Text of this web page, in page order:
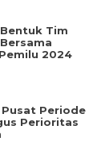
Tim
2024
Periode
Perioritas